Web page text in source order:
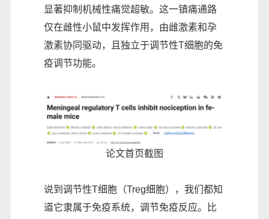
显著抑制机械性痛觉超敏。这一镇痛通路
仅在雌性小鼠中发挥作用，由雌激素和孕
激素协同驱动，且独立于调节性T细胞的免
疫调节功能。
论文首页截图
说到调节性T细胞（Treg细胞），我们都知
道它隶属于免疫系统，调节免疫反应。比